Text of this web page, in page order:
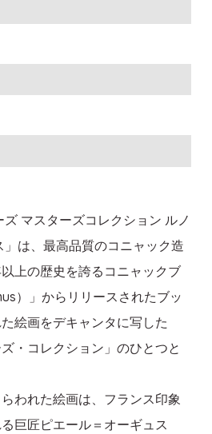
ズ マスターズコレクション ルノ
は、最高品質のコニャック造
上の歴史を誇るコニャックブ
）」からリリースされたブッ
絵画をデキャンタに写した
・コレクション」のひとつと
われた絵画は、フランス印象
巨匠ピエール＝オーギュス